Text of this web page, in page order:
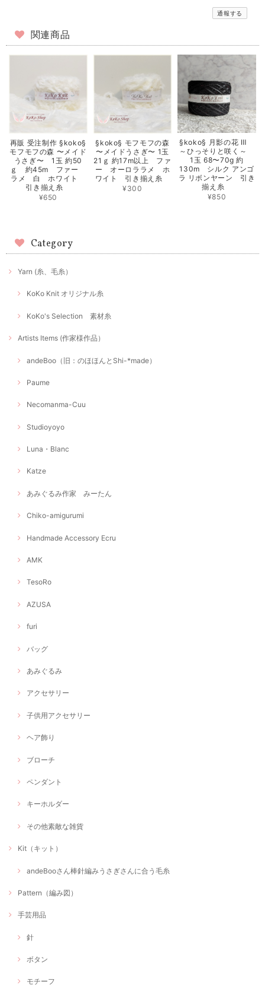
通報する
関連商品
再販 受注制作 §koko§
モフモフの森 〜メイド
うさぎ〜 1玉 約50
ｇ 約45m ファー
ラメ 白 ホワイト
引き揃え糸
¥650
§koko§ モフモフの森
〜メイドうさぎ〜 1玉
21ｇ 約17m以上 ファ
ー オーロララメ ホ
ワイト 引き揃え糸
¥300
§koko§ 月影の花 Ⅲ
～ひっそりと咲く～
1玉 68〜70g 約
130m シルク アンゴ
ラ リボンヤーン 引き
揃え糸
¥850
Category
Yarn (糸、毛糸）
KoKo Knit オリジナル糸
KoKo's Selection 素材糸
Artists Items (作家様作品）
andeBoo（旧：のほほんとShi-*made）
Paume
Necomanma-Cuu
Studioyoyo
Luna・Blanc
Katze
あみぐるみ作家 みーたん
Chiko-amigurumi
Handmade Accessory Ecru
AMK
TesoRo
AZUSA
furi
バッグ
あみぐるみ
アクセサリー
子供用アクセサリー
ヘア飾り
ブローチ
ペンダント
キーホルダー
その他素敵な雑貨
Kit（キット）
andeBooさん棒針編みうさぎさんに合う毛糸
Pattern（編み図）
手芸用品
針
ボタン
モチーフ